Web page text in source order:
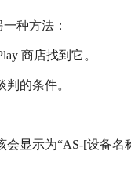
种方法：
商店找到它。
的条件。
显示为“AS-[设备名